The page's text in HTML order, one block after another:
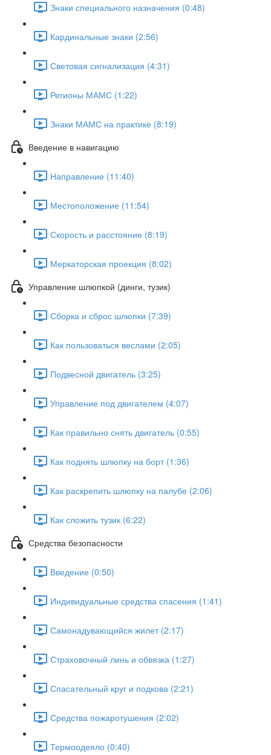
Знаки специального назначения (0:48)
Кардинальные знаки (2:56)
Световая сигнализация (4:31)
Регионы МАМС (1:22)
Знаки МАМС на практике (8:19)
Введение в навигацию
Направление (11:40)
Местоположение (11:54)
Скорость и расстояние (8:19)
Меркаторская проекция (8:02)
Управление шлюпкой (динги, тузик)
Сборка и сброс шлюпки (7:39)
Как пользоваться веслами (2:05)
Подвесной двигатель (3:25)
Управление под двигателем (4:07)
Как правильно снять двигатель (0:55)
Как поднять шлюпку на борт (1:36)
Как раскрепить шлюпку на палубе (2:06)
Как сложить тузик (6:22)
Средства безопасности
Введение (0:50)
Индивидуальные средства спасения (1:41)
Самонадувающийся жилет (2:17)
Страховочный линь и обвязка (1:27)
Спасательный круг и подкова (2:21)
Средства пожаротушения (2:02)
Термоодеяло (0:40)